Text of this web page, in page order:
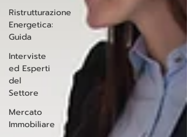
Ristrutturazione
Energetica:
Guida
Interviste
ed Esperti
del
Settore
Mercato
Immobiliare